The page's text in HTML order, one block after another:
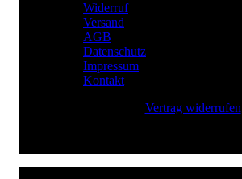
Widerruf
Versand
AGB
Datenschutz
Impressum
Kontakt
Vertrag widerrufen